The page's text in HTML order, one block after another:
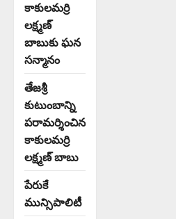
కాకులమర్రి
లక్ష్మణ్
బాబుకు ఘన
సన్మానం
తేజశ్రీ
కుటుంబాన్ని
పరామర్శించిన
కాకులమర్రి
లక్ష్మణ్ బాబు
పేరుకే
మున్సిపాలిటీ